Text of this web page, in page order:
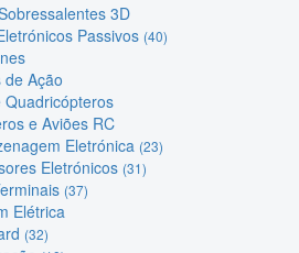
3D
Passivos (40)
Ação
Quadricópteros
e Aviões RC
Eletrónica (23)
Eletrónicos (31)
(37)
Elétrica
(32)